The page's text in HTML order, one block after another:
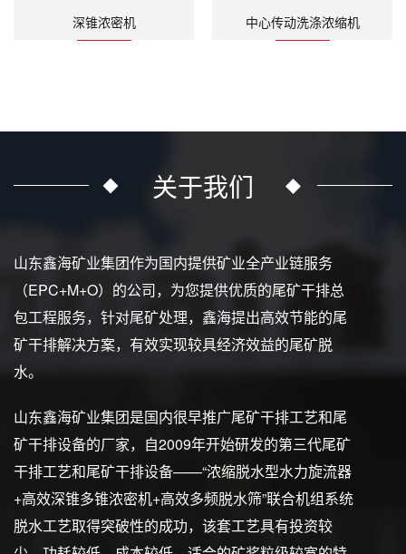
深锥浓密机 中心传动洗涤浓缩机
关于我们
山东鑫海矿业集团作为国内提供矿业全产业链服务
（EPC+M+O）的公司，为您提供优质的尾矿干排总
包工程服务，针对尾矿处理，鑫海提出高效节能的尾
矿干排解决方案，有效实现较具经济效益的尾矿脱
水。
山东鑫海矿业集团是国内很早推广尾矿干排工艺和尾
矿干排设备的厂家，自2009年开始研发的第三代尾矿
干排工艺和尾矿干排设备——“浓缩脱水型水力旋流器
+高效深锥多锥浓密机+高效多频脱水筛”联合机组系统
脱水工艺取得突破性的成功，该套工艺具有投资较